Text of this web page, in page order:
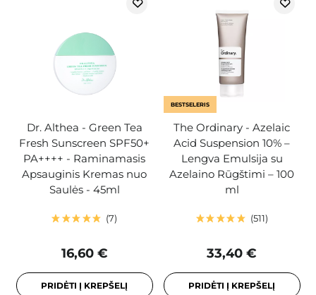
Dr. Althea - Green Tea
Fresh Sunscreen SPF50+
PA++++ - Raminamasis
Apsauginis Kremas nuo
Saulės - 45ml
7
16,60 €
PRIDĖTI Į KREPŠELĮ
BESTSELERIS
The Ordinary - Azelaic
Acid Suspension 10% –
Lengva Emulsija su
Azelaino Rūgštimi – 100
ml
511
33,40 €
PRIDĖTI Į KREPŠELĮ